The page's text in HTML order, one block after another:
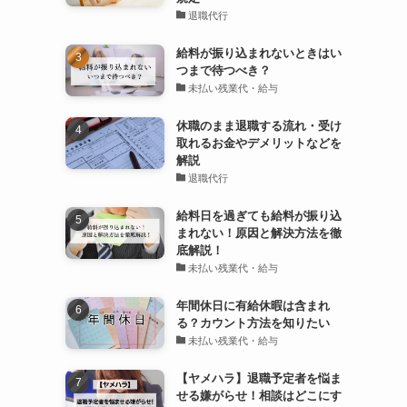
退職代行
給料が振り込まれないときはい
つまで待つべき？
未払い残業代・給与
休職のまま退職する流れ・受け
取れるお金やデメリットなどを
解説
退職代行
給料日を過ぎても給料が振り込
まれない！原因と解決方法を徹
底解説！
未払い残業代・給与
年間休日に有給休暇は含まれ
る？カウント方法を知りたい
未払い残業代・給与
【ヤメハラ】退職予定者を悩ま
せる嫌がらせ！相談はどこにす